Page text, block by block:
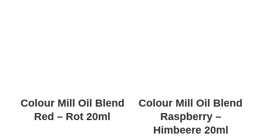
Colour Mill Oil Blend
Red – Rot 20ml
Colour Mill Oil Blend
Raspberry –
Himbeere 20ml